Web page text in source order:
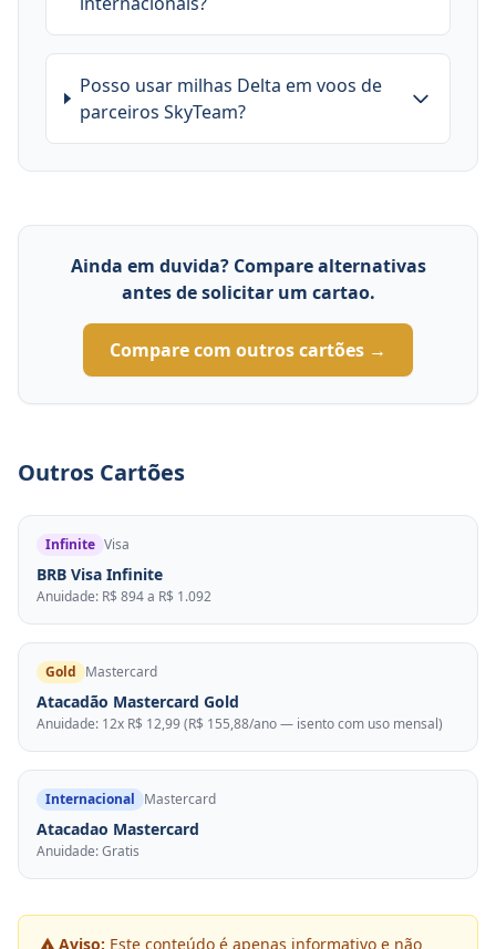
Posso usar milhas Delta em voos de
parceiros SkyTeam?
Ainda em duvida? Compare alternativas
antes de solicitar um cartao.
Compare com outros cartões →
Outros Cartões
Infinite Visa
BRB Visa Infinite
Anuidade: R$ 894 a R$ 1.092
Gold Mastercard
Atacadão Mastercard Gold
Anuidade: 12x R$ 12,99 (R$ 155,88/ano — isento com uso mensal)
Internacional Mastercard
Atacadao Mastercard
Anuidade: Gratis
Aviso: Este conteúdo é apenas informativo e não